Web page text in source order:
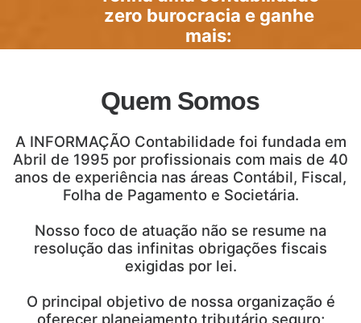
zero burocracia e ganhe
mais:
Quem Somos
A INFORMAÇÃO Contabilidade foi fundada em
Abril de 1995 por profissionais com mais de 40
anos de experiência nas áreas Contábil, Fiscal,
Folha de Pagamento e Societária.
Nosso foco de atuação não se resume na
resolução das infinitas obrigações fiscais
exigidas por lei.
O principal objetivo de nossa organização é
oferecer planejamento tributário seguro;